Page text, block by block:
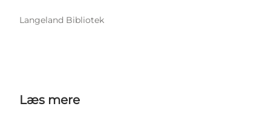
Langeland Bibliotek
Læs mere